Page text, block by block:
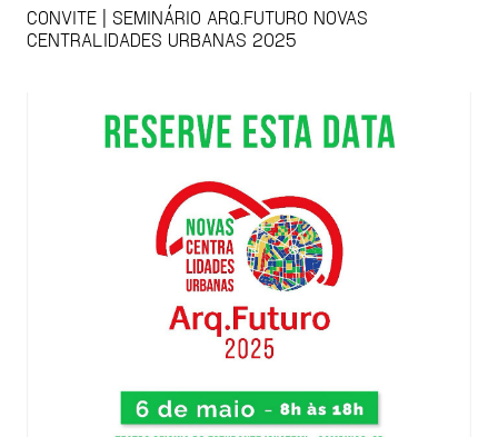
CONVITE | SEMINÁRIO ARQ.FUTURO NOVAS
CENTRALIDADES URBANAS 2025